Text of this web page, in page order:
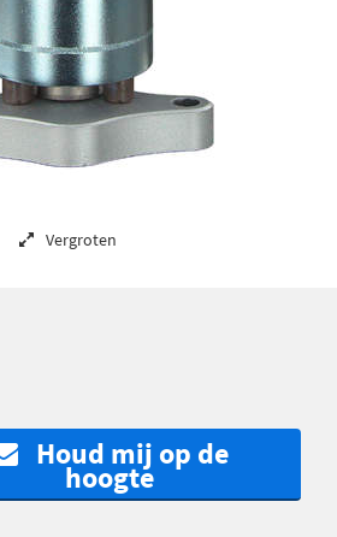
Vergroten
Houd mij op de
hoogte